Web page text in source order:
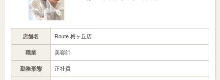
店舗名 Route 梅ヶ丘店
職業 美容師
勤務形態 正社員